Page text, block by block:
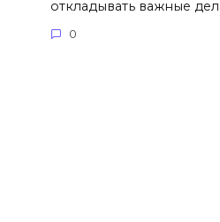
откладывать важные
0